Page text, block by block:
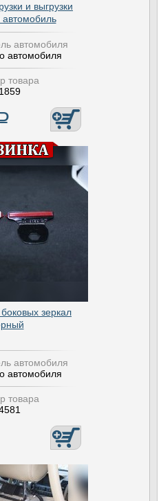
и выгрузки
автомобиль
автомобиля
автомобиля
товара
зеркал
автомобиля
автомобиля
товара